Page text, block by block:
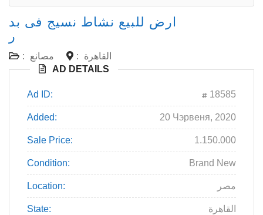
ارض للبيع نشاط نسيج فى بد
ر
: مصانع :
القاهرة
AD DETAILS
Ad ID: 18585
Added: 20 Чэрвеня, 2020
Sale Price: 1.150.000
Condition: Brand New
Location: مصر
State: القاهرة